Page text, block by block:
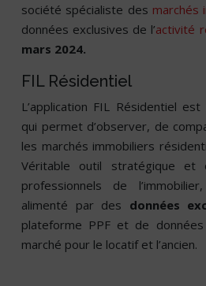
société spécialiste des marchés
données exclusives de l’activité
mars 2024.
FIL Résidentiel
L’application FIL Résidentiel est
qui permet d’observer, de
les marchés immobiliers
Véritable outil stratégique et
professionnels de
alimenté par des données
plateforme PPF et de
marché pour le locatif et l’ancien.